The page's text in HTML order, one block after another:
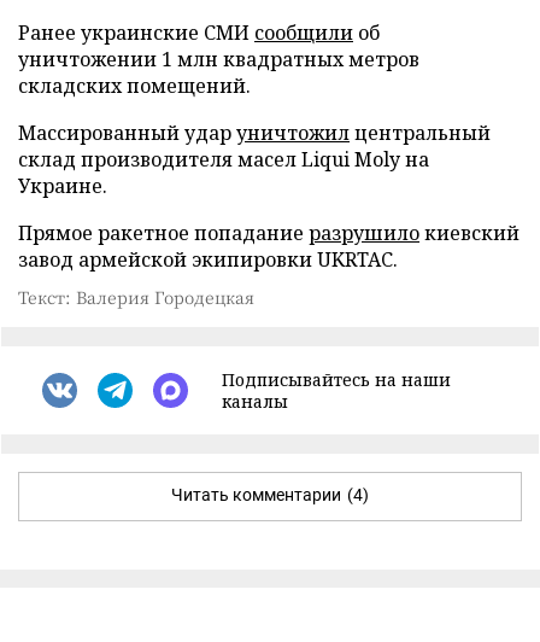
Ранее украинские СМИ сообщили об
уничтожении 1 млн квадратных метров
складских помещений.
Массированный ударуничтожилцентральный
склад производителя масел Liqui Moly на
Украине.
Прямое ракетное попадание разрушилокиевский
завод армейской экипировки UKRTAC.
Текст: Валерия Городецкая
Подписывайтесь на наши
каналы
Читать комментарии (4)